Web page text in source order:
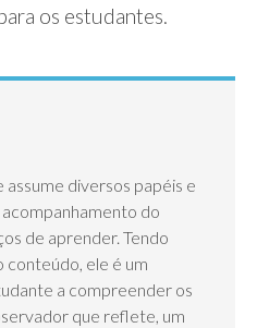
os estudantes.
diversos papéis e
do
de aprender. Tendo
conteúdo, ele é um
a compreender os
que reflete, um